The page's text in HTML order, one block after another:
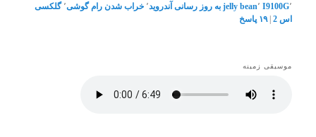
I9100G٬ jelly bean٬ به روز رسانی آندروید٬ خراب شدن رام گوشی٬ گلکسی
اس 2
|۱۹ پاسخ
موسیقی زمینه